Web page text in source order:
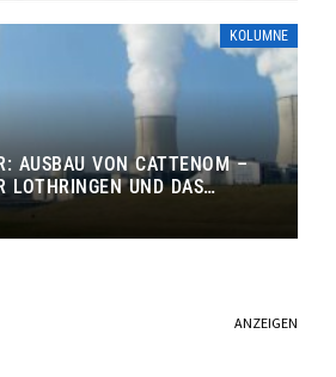
KOLUMNE
AUSBAU VON CATTENOM –
LOTHRINGEN UND DAS
ANZEIGEN